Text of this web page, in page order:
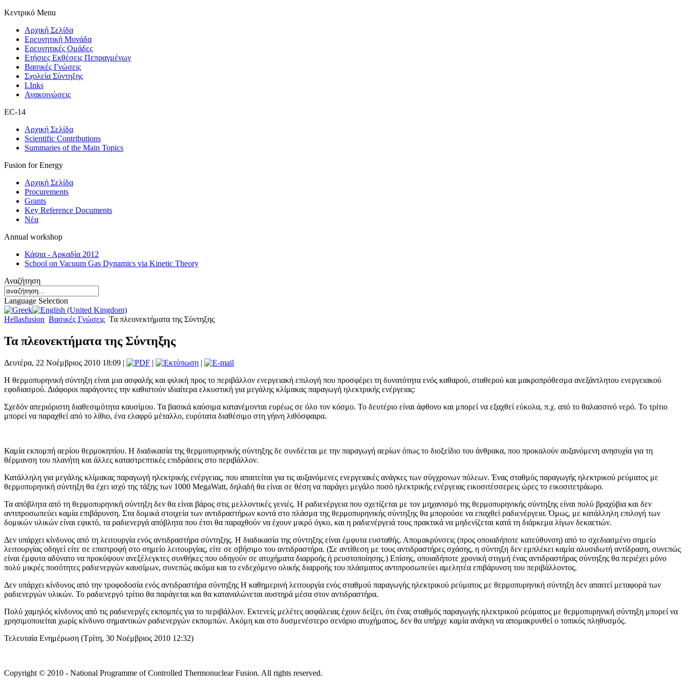
Κεντρικό Menu
Αρχική Σελίδα
Ερευνητική Μονάδα
Ερευνητικές Ομάδες
Ετήσιες Εκθέσεις Πεπραγμένων
Βασικές Γνώσεις
Σχολεία Σύντηξης
LInks
Ανακοινώσεις
EC-14
Αρχική Σελίδα
Scientific Contributions
Summaries of the Main Topics
Fusion for Energy
Αρχική Σελίδα
Procurements
Grants
Key Reference Documents
Νέα
Annual workshop
Κάψια - Αρκαδία 2012
School on Vacuum Gas Dynamics via Kinetic Theory
Αναζήτηση
Language Selection
Hellasfusion Βασικές Γνώσεις Τα πλεονεκτήματα της Σύντηξης
Τα πλεονεκτήματα της Σύντηξης
Δευτέρα, 22 Νοέμβριος 2010 18:09 | |
|
Η θερμοπυρηνική σύντηξη είναι μια ασφαλής και φιλική προς το περιβάλλον ενεργειακή επιλογή που προσφέρει τη δυνατότητα ενός καθαρού, σταθερού και μακροπρόθεσμα ανεξάντλητου ενεργειακού
εφοδιασμού. Διάφοροι παράγοντες την καθιστούν ιδιαίτερα ελκυστική για μεγάλης κλίμακας παραγωγή ηλεκτρικής ενέργειας:
Σχεδόν απεριόριστη διαθεσιμότητα καυσίμου. Τα βασικά καύσιμα κατανέμονται ευρέως σε όλο τον κόσμο. Το δευτέριο είναι άφθονο και μπορεί να εξαχθεί εύκολα, π.χ. από το θαλασσινό νερό. Το τρίτιο
μπορεί να παραχθεί από το λίθιο, ένα ελαφρύ μέταλλο, ευρύτατα διαθέσιμο στη γήινη λιθόσφαιρα.
Καμία εκπομπή αερίου θερμοκηπίου. Η διαδικασία της θερμοπυρηνικής σύντηξης δε συνδέεται με την παραγωγή αερίων όπως το διοξείδιο του άνθρακα, που προκαλούν αυξανόμενη ανησυχία για τη
θέρμανση του πλανήτη και άλλες καταστρεπτικές επιδράσεις στο περιβάλλον.
Κατάλληλη για μεγάλης κλίμακας παραγωγή ηλεκτρικής ενέργειας, που απαιτείται για τις αυξανόμενες ενεργειακές ανάγκες των σύγχρονων πόλεων. Ένας σταθμός παραγωγής ηλεκτρικού ρεύματος με
θερμοπυρηνική σύντηξη θα έχει ισχύ της τάξης των 1000 MegaWatt, δηλαδή θα είναι σε θέση να παράγει μεγάλο ποσό ηλεκτρικής ενέργειας εικοσιτέσσερεις ώρες το εικοσιτετράωρο.
Τα απόβλητα από τη θερμοπυρηνική σύντηξη δεν θα είναι βάρος στις μελλοντικές γενιές. Η ραδιενέργεια που σχετίζεται με τον μηχανισμό της θερμοπυρηνικής σύντηξης είναι πολύ βραχύβια και δεν
αντιπροσωπεύει καμία επιβάρυνση. Στα δομικά στοιχεία των αντιδραστήρων κοντά στο πλάσμα της θερμοπυρηνικής σύντηξης θα μπορούσε να επαχθεί ραδιενέργεια. Όμως, με κατάλληλη επιλογή των
δομικών υλικών είναι εφικτό, τα ραδιενεργά απόβλητα που έτσι θα παραχθούν να έχουν μικρό όγκο, και η ραδιενέργειά τους πρακτικά να μηδενίζεται κατά τη διάρκεμα λίγων δεκαετιών.
Δεν υπάρχει κίνδυνος από τη λειτουργία ενός αντιδραστήρα σύντηξης. Η διαδικασία της σύντηξης είναι έμφυτα ευσταθής. Απομακρύνσεις (προς οποιαδήποτε κατεύθυνση) από το σχεδιασμένο σημείο
λειτουργίας οδηγεί είτε σε επιστροφή στο σημείο λειτουργίας, είτε σε σβήσιμο του αντιδραστήρα. (Σε αντίθεση με τους αντιδραστήρες σχάσης, η σύντηξη δεν εμπλέκει καμία αλυσιδωτή αντίδραση, συνεπώς
είναι έμφυτα αδύνατο να προκύψουν ανεξέλεγκτες συνθήκες που οδηγούν σε ατυχήματα διαρροής ή ρευστοποίησης.) Επίσης, οποιαδήποτε χρονική στιγμή ένας αντιδραστήρας σύντηξης θα περιέχει μόνο
πολύ μικρές ποσότητες ραδιενεργών καυσίμων, συνεπώς ακόμα και το ενδεχόμενο ολικής διαρροής του πλάσματος αντιπροσωπεύει αμελητέα επιβάρυνση του περιβάλλοντος.
Δεν υπάρχει κίνδυνος από την τροφοδοσία ενός αντιδραστήρα σύντηξης Η καθημερινή λειτουργία ενός σταθμού παραγωγής ηλεκτρικού ρεύματος με θερμοπυρηνική σύντηξη δεν απαιτεί μεταφορά των
ραδιενεργών υλικών. Το ραδιενεργό τρίτιο θα παράγεται και θα καταναλώνεται αυστηρά μέσα στον αντιδραστήρα.
Πολύ χαμηλός κίνδυνος από τις ραδιενεργές εκπομπές για το περιβάλλον. Eκτενείς μελέτες ασφάλειας έχουν δείξει, ότι ένας σταθμός παραγωγής ηλεκτρικού ρεύματος με θερμοπυρηνική σύντηξη μπορεί να
χρησιμοποιείται χωρίς κίνδυνο σημαντικών ραδιενεργών εκπομπών. Ακόμη και στο δυσμενέστερο σενάριο ατυχήματος, δεν θα υπήρχε καμία ανάγκη να απομακρυνθεί ο τοπικός πληθυσμός.
Τελευταία Ενημέρωση (Τρίτη, 30 Νοέμβριος 2010 12:32)
Copyright © 2010 - National Programme of Controlled Thermonuclear Fusion. All rights reserved.